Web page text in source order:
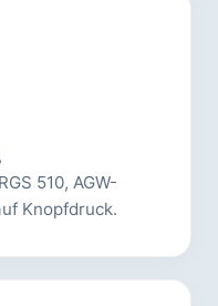
510, AGW-
Knopfdruck.